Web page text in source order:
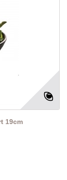
19cm